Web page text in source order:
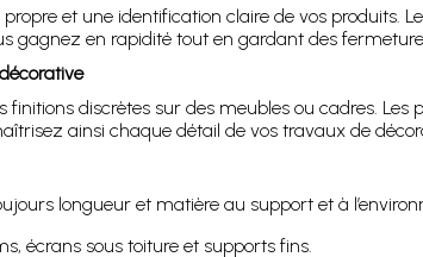
et une identification claire de vos produits.
gagnez en rapidité tout en gardant des
discrètes sur des meubles ou cadres.
ainsi chaque détail de vos travaux de
longueur et matière au support et à
écrans sous toiture et supports fins.